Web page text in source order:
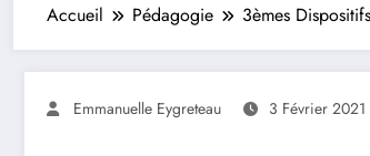
Accueil Pédagogie 3èmes
Emmanuelle Eygreteau 3 Février 2021